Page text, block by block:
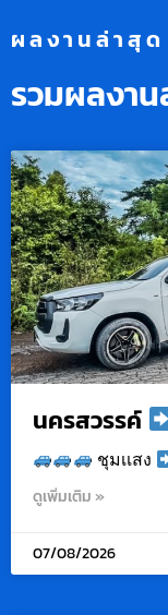
ผลงานล่าสุด
รวมผลงาน
นครสวรรค์
ชุมเเสง
ดูเพิ่มเติม »
07/08/2026